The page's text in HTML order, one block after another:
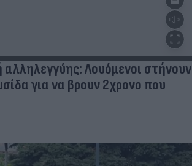
αλληλεγγύης: Λουόμενοι στήνουν
για να βρουν 2χρονο που